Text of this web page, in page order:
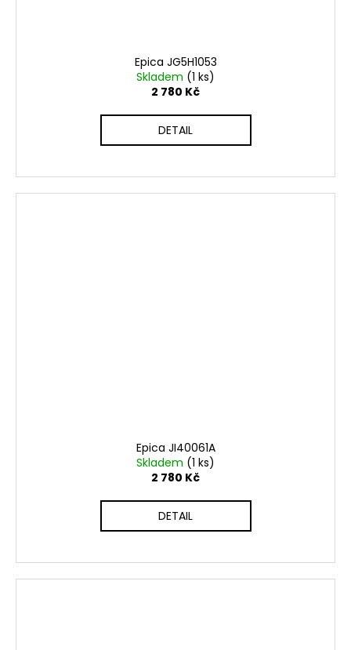
Epica JG5H1053
Skladem (1 ks)
2 780 Kč
DETAIL
Epica JI40061A
Skladem (1 ks)
2 780 Kč
DETAIL